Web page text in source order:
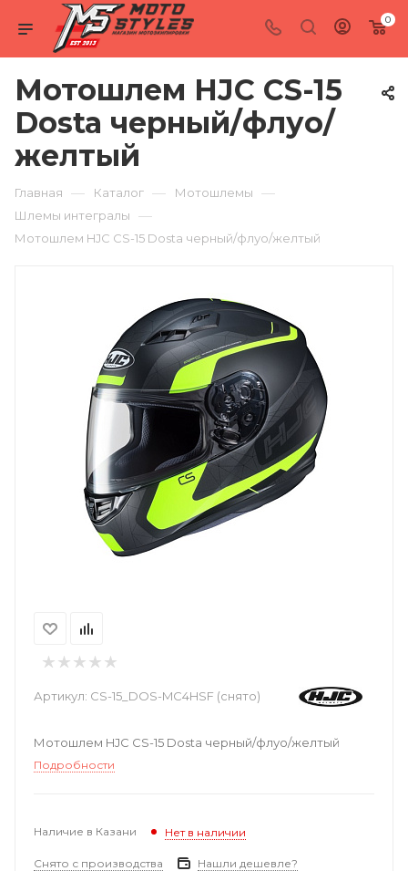
0
Мотошлем HJC CS-15
Dosta черный/флуо/
желтый
Главная — Каталог — Мотошлемы —
Шлемы интегралы —
Мотошлем HJC CS-15 Dosta черный/флуо/желтый
Артикул: CS-15_DOS-MC4HSF (снято)
Мотошлем HJC CS-15 Dosta черный/флуо/желтый
Подробности
Наличие в Казани Нет в наличии
Снято с производства Нашли дешевле?